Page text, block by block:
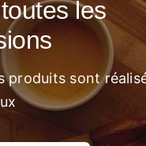
les
produits sont